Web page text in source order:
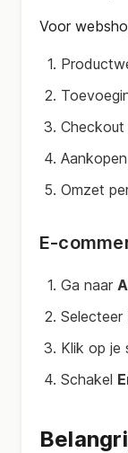
Voor
Omzet
E-
Ga naar
Selecteer
Klik op je
Schakel